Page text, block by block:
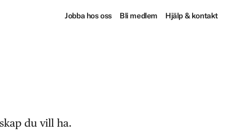
Jobba hos oss Bli medlem Hjälp & kontakt
du vill ha.